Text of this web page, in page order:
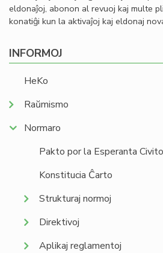
eldonaĵoj, abonon al revuoj kaj multe
konatiĝi kun la aktivaĵoj kaj eldonaj
INFORMOJ
HeKo
Raŭmismo
Normaro
Pakto por la Esperanta Civito
Konstitucia Ĉarto
Strukturaj normoj
Direktivoj
Aplikaj reglamentoj